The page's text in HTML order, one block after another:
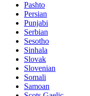
Pashto
Persian
Punjabi
Serbian
Sesotho
Sinhala
Slovak
Slovenian
Somali
Samoan